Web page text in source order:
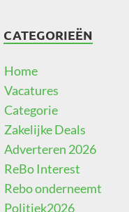
CATEGORIEËN
Home
Vacatures
Categorie
Zakelijke Deals
Adverteren 2026
ReBo Interest
Rebo onderneemt
Politiek2026